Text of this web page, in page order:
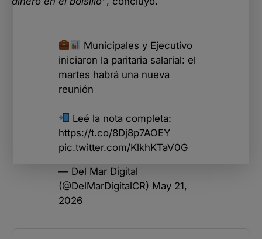
Municipales y Ejecutivo
iniciaron la paritaria salarial: el
martes habrá una nueva
reunión
Leé la nota completa:
https://t.co/8Dj8p7AOEY
pic.twitter.com/KlkhKTaV0G
— Del Mar Digital
(@DelMarDigitalCR) May 21,
2026